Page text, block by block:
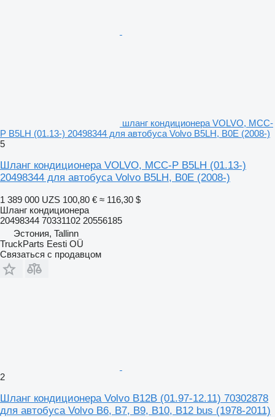
шланг кондиционера VOLVO, MCC-
P B5LH (01.13-) 20498344 для автобуса Volvo B5LH, B0E (2008-)
5
Шланг кондиционера VOLVO, MCC-P B5LH (01.13-)
20498344 для автобуса Volvo B5LH, B0E (2008-)
1 389 000 UZS 100,80 € ≈ 116,30 $
Шланг кондиционера
20498344 70331102 20556185
Эстония, Tallinn
TruckParts Eesti OÜ
Связаться с продавцом
2
Шланг кондиционера Volvo B12B (01.97-12.11) 70302878
для автобуса Volvo B6, B7, B9, B10, B12 bus (1978-2011)